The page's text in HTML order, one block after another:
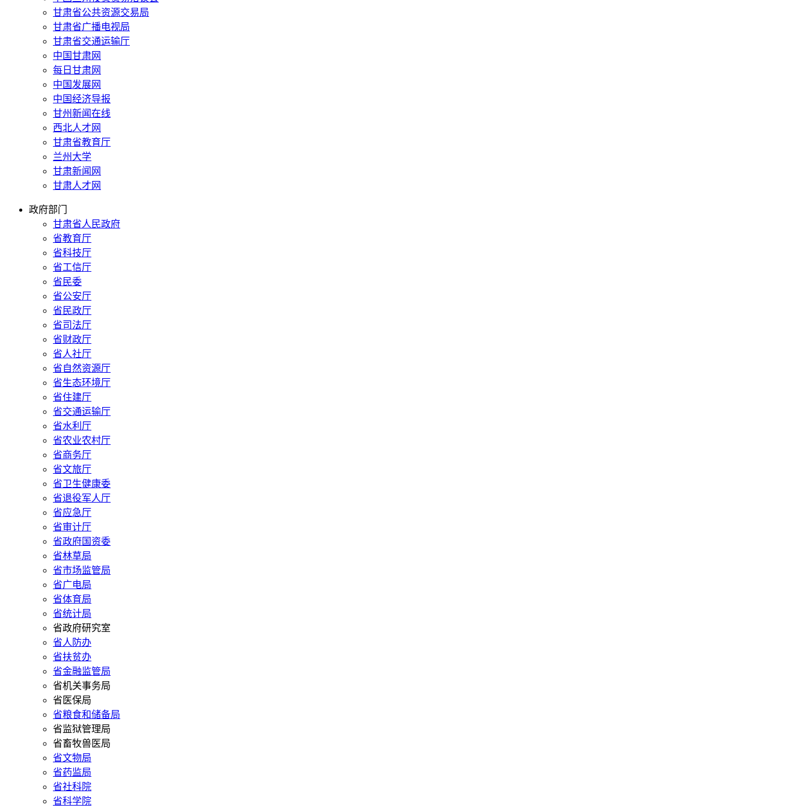
甘肃省公共资源交易局
甘肃省广播电视局
甘肃省交通运输厅
中国甘肃网
每日甘肃网
中国发展网
中国经济导报
甘州新闻在线
西北人才网
甘肃省教育厅
兰州大学
甘肃新闻网
甘肃人才网
政府部门
甘肃省人民政府
省教育厅
省科技厅
省工信厅
省民委
省公安厅
省民政厅
省司法厅
省财政厅
省人社厅
省自然资源厅
省生态环境厅
省住建厅
省交通运输厅
省水利厅
省农业农村厅
省商务厅
省文旅厅
省卫生健康委
省退役军人厅
省应急厅
省审计厅
省政府国资委
省林草局
省市场监管局
省广电局
省体育局
省统计局
省政府研究室
省人防办
省扶贫办
省金融监管局
省机关事务局
省医保局
省粮食和储备局
省监狱管理局
省畜牧兽医局
省文物局
省药监局
省社科院
省科学院